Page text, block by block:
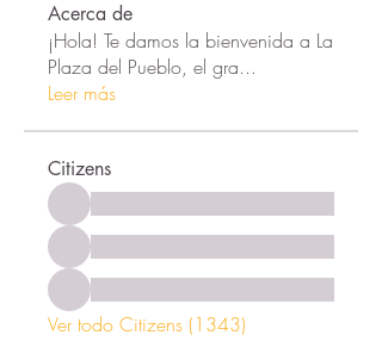
Acerca de
¡Hola! Te damos la bienvenida a La
Plaza del Pueblo, el gra...
Leer más
Citizens
Ver todo Citizens (1343)